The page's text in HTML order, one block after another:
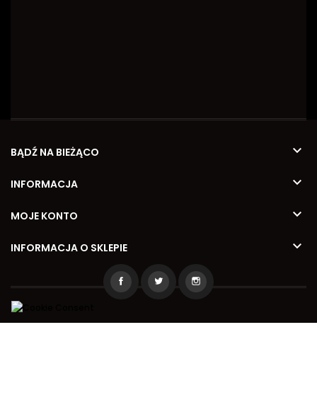
BĄDŹ NA BIEŻĄCO 
INFORMACJA 
MOJE KONTO 
INFORMACJA O SKLEPIE 